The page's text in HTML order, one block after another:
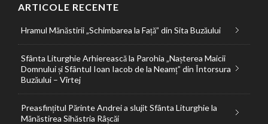
ARTICOLE RECENTE
Hramul Mănăstirii „Schimbarea la Față” din Sita Buzăului
Sfânta Liturghie Arhierească la Parohia „Nașterea Maicii
Domnului și Sfântul Ioan Iacob de la Neamț” din Întorsura
Buzăului – Vîrtej
Preasfințitul Părinte Andrei a slujit Sfânta Liturghie la
Mănăstirea Sihăstria Râșcăi